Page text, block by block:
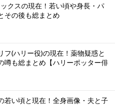
クスの現在！若い頃や身長・パ
その後も総まとめ
フ(ハリー役)の現在！薬物疑惑と
噂も総まとめ【ハリーポッター俳
若い頃と現在！全身画像・夫と子